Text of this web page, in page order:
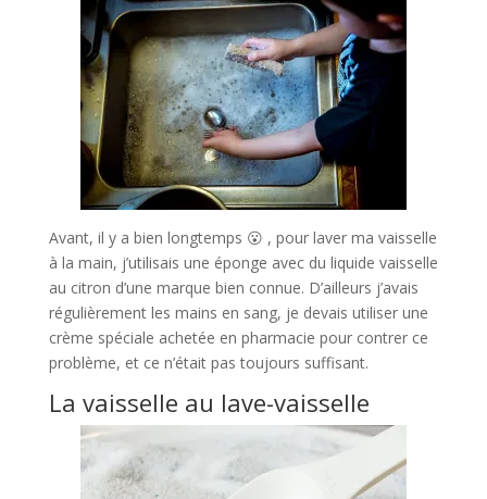
Avant, il y a bien longtemps 😮 , pour laver ma vaisselle
à la main, j’utilisais une éponge avec du liquide vaisselle
au citron d’une marque bien connue. D’ailleurs j’avais
régulièrement les mains en sang, je devais utiliser une
crème spéciale achetée en pharmacie pour contrer ce
problème, et ce n’était pas toujours suffisant.
La vaisselle au lave-vaisselle